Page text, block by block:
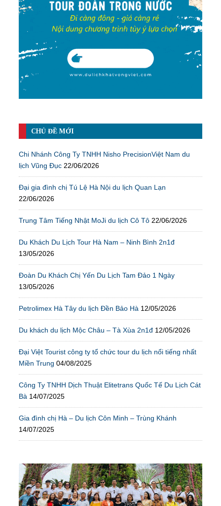
CHỦ ĐỀ MỚI
Chi Nhánh Công Ty TNHH Nisho PrecisionViệt Nam du
lịch Vũng Đục 22/06/2026
Đại gia đình chị Tú Lệ Hà Nội du lịch Quan Lạn
22/06/2026
Trung Tâm Tiếng Nhật MoJi du lịch Cô Tô 22/06/2026
Du Khách Du Lịch Tour Hà Nam – Ninh Bình 2n1đ
13/05/2026
Đoàn Du Khách Chị Yến Du Lịch Tam Đảo 1 Ngày
13/05/2026
Petrolimex Hà Tây du lịch Đền Bảo Hà 12/05/2026
Du khách du lịch Mộc Châu – Tà Xùa 2n1đ 12/05/2026
Đại Việt Tourist công ty tổ chức tour du lịch nổi tiếng nhất
Miền Trung 04/08/2025
Công Ty TNHH Dịch Thuật Elitetrans Quốc Tế Du Lịch Cát
Bà 14/07/2025
Gia đình chị Hà – Du lịch Côn Minh – Trùng Khánh
14/07/2025